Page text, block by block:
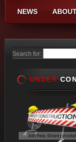
NEWS
Search for:
UNDER